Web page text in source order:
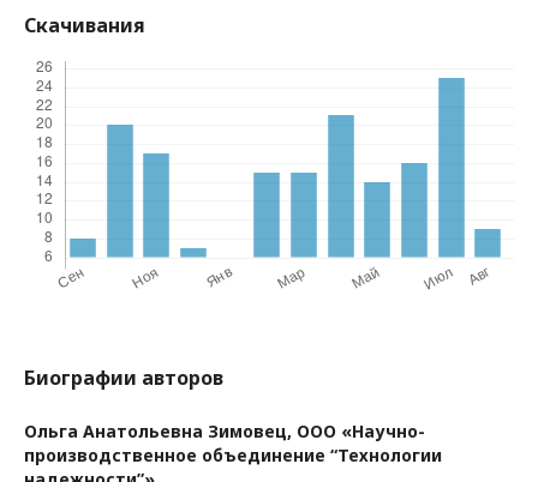
Скачивания
Биографии авторов
Ольга Анатольевна Зимовец, ООО «Научно-
производственное объединение “Технологии